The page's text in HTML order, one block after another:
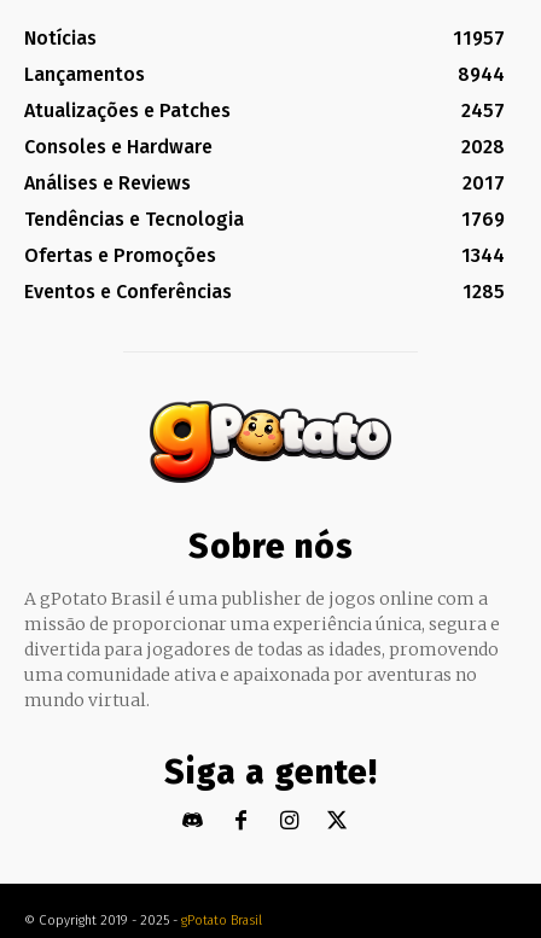
Notícias
11957
Lançamentos
8944
Atualizações e Patches
2457
Consoles e Hardware
2028
Análises e Reviews
2017
Tendências e Tecnologia
1769
Ofertas e Promoções
1344
Eventos e Conferências
1285
Sobre nós
A gPotato Brasil é uma publisher de jogos online com a
missão de proporcionar uma experiência única, segura e
divertida para jogadores de todas as idades, promovendo
uma comunidade ativa e apaixonada por aventuras no
mundo virtual.
Siga a gente!
© Copyright 2019 - 2025 - gPotato Brasil